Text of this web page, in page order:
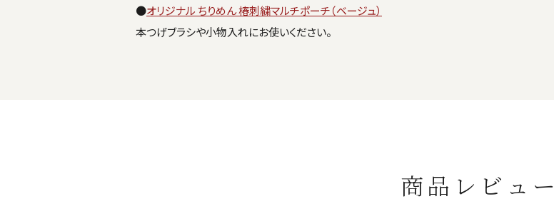
●オリジナル ちりめん 椿刺繍マルチポーチ（ベージュ）
本つげブラシや小物入れにお使いください。
商品レビュー